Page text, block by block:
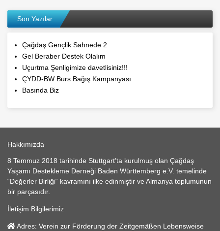
Son Yazılar
Çağdaş Gençlik Sahnede 2
Gel Beraber Destek Olalım
Uçurtma Şenligimize davetlisiniz!!!
ÇYDD-BW Burs Bağış Kampanyası
Basında Biz
Hakkımızda
8 Temmuz 2018 tarihinde Stuttgart’ta kurulmuş olan Çağdaş
Yaşamı Destekleme Derneği Baden Württemberg e.V. temelinde
“Değerler Birliği“ kavramını ilke edinmiştir ve Almanya toplumunun
bir parçasıdır.
İletişim Bilgilerimiz
Adres: Verein zur Förderung der Zeitgemäßen Lebensweise